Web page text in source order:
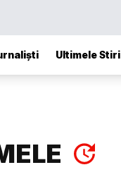
Ultimele Stiri